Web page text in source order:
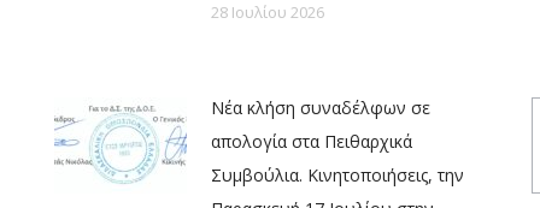
28 Ιουλίου 2026
Νέα κλήση συναδέλφων σε
απολογία στα Πειθαρχικά
Συμβούλια. Κινητοποιήσεις, την